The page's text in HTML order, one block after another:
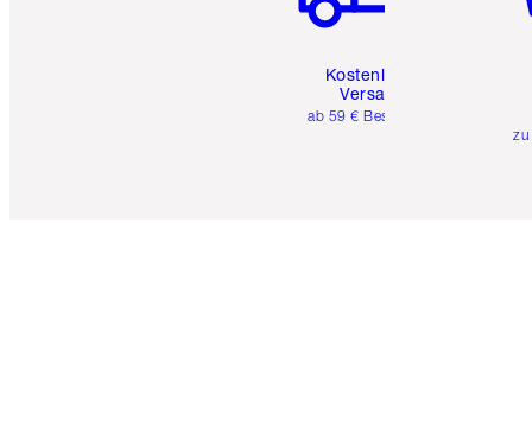
Kostenloser
Versand
ab 59 € Bestellwert
zu